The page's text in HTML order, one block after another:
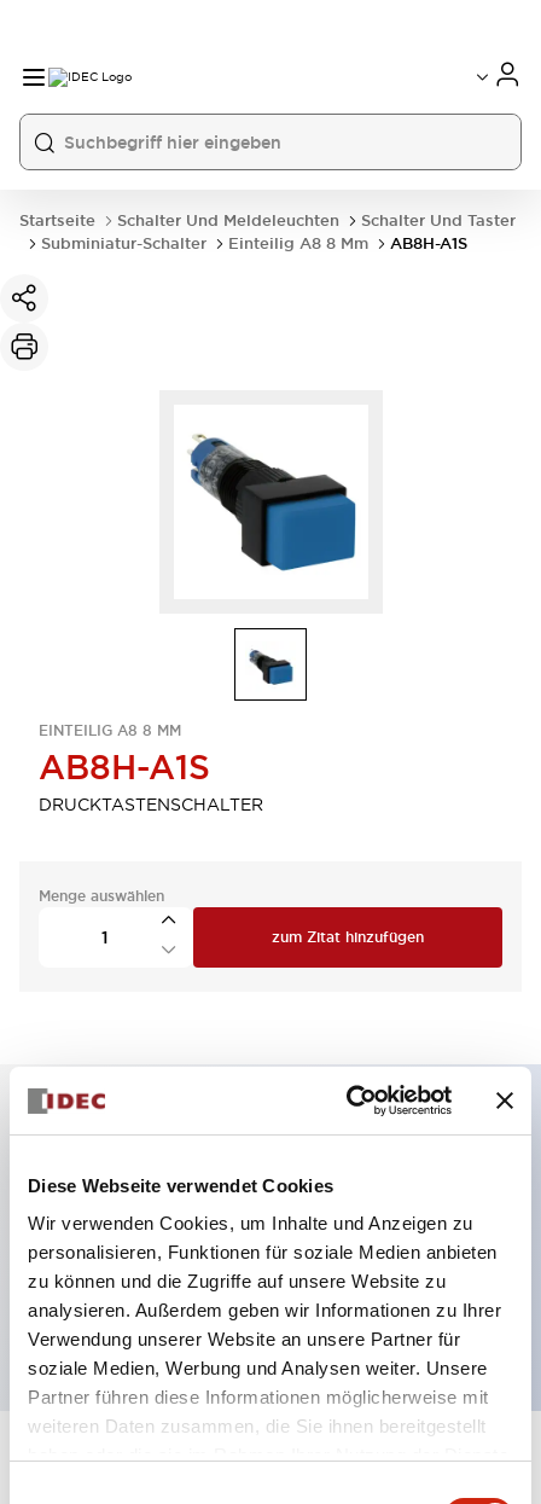
Diese Webseite verwendet Cookies
Wir verwenden Cookies, um Inhalte und Anzeigen zu
personalisieren, Funktionen für soziale Medien anbieten
zu können und die Zugriffe auf unsere Website zu
analysieren. Außerdem geben wir Informationen zu Ihrer
Verwendung unserer Website an unsere Partner für
soziale Medien, Werbung und Analysen weiter. Unsere
Partner führen diese Informationen möglicherweise mit
weiteren Daten zusammen, die Sie ihnen bereitgestellt
Startseite Schalter Und Meldeleuchten
Schalter Und Taster
Subminiatur-Schalter
Einteilig A8 8 Mm AB8H-A1S
EINTEILIG A8 8 MM
AB8H-A1S
DRUCKTASTENSCHALTER
Menge auswählen
zum Zitat hinzufügen
Verbesserte Bedienbarkeit durch Back-Terminal-
System, flache Anschlussfläche einheitlich 22 mm
Gehäuselänge für alle Serien.
UL- und CSA-zertifiziert
Spezifikationen +